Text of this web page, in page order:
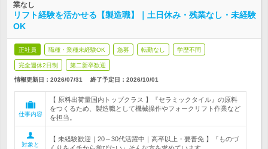
業なし
リフト経験を活かせる【製造職】｜土日休み・残業なし・未経験
OK
正社員 職種・業種未経験OK 急募 転勤なし 学歴不問
完全週休2日制 第二新卒歓迎
情報更新日：2026/07/31 終了予定日： 2026/10/01
仕事内容
【 原料出荷量国内トップクラス 】『セラミックタイル』の原料
をつくるため、製造職として機械操作やフォークリフト作業など
を担当。
対象と
【 未経験歓迎｜20～30代活躍中｜高卒以上・要普免 】『ものづ